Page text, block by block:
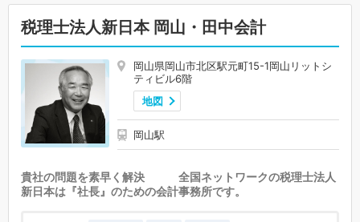
税理士法人新日本 岡山・田中会計
岡山県岡山市北区駅元町15-1岡山リットシ
ティビル6階
地図
岡山駅
貴社の問題を素早く解決 全国ネットワークの税理士法人
新日本は『社長』のための会計事務所です。